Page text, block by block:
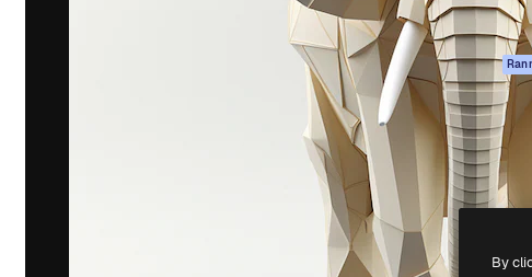
MCP pro
Claude/
Agenti
API
Mobilní
Všechny
Magnific
Freepik Company S.L.U. Všechna
By